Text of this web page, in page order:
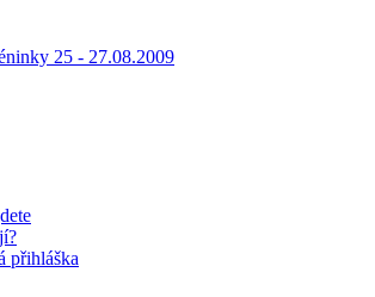
25 - 27.08.2009
přihláška